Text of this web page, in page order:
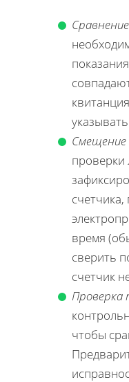
Смещение
проверки
время
сверить
счетчик
чтобы